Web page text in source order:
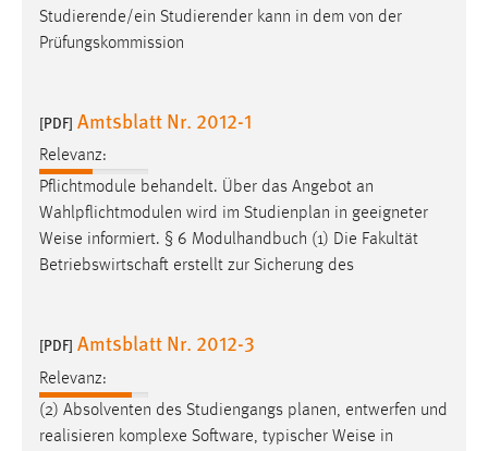
Studierende/ein Studierender kann in dem von der
Prüfungskommission
[PDF] Amtsblatt Nr. 2012-1
Relevanz:
Pflichtmodule behandelt. Über das Angebot an
Wahlpflichtmodulen wird im Studienplan in geeigneter
Weise informiert. § 6 Modulhandbuch (1) Die Fakultät
Betriebswirtschaft erstellt zur Sicherung des
[PDF] Amtsblatt Nr. 2012-3
Relevanz:
(2) Absolventen des Studiengangs planen, entwerfen und
realisieren komplexe Software, typischer Weise in
EXTERNE MEDIEN
Um Inhalte von Videoplattformen und Social Media
YouTube
Vimeo